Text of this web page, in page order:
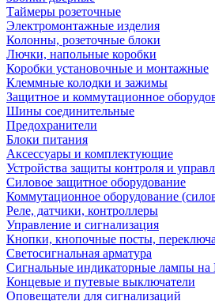
Таймеры розеточные
Электромонтажные изделия
Колонны, розеточные блоки
Лючки, напольные коробки
Коробки установочные и монтажные
Клеммные колодки и зажимы
Защитное и коммутационное
Шины соединительные
Предохранители
Блоки питания
Аксессуары и комплектующие
Устройства защиты контроля и
Силовое защитное оборудование
Коммутационное оборудование
Реле, датчики, контроллеры
Управление и сигнализация
Кнопки, кнопочные посты,
Светосигнальная арматура
Сигнальные индикаторные лампы на
Концевые и путевые выключатели
Оповещатели для сигнализаций